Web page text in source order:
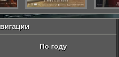
По году